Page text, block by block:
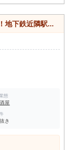
通り沿いの居酒屋居抜き物件
態
屋
き